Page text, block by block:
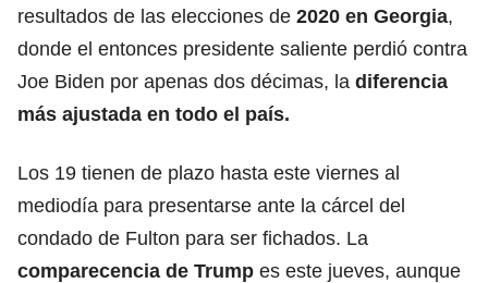
resultados de las elecciones de 2020 en Georgia,
donde el entonces presidente saliente perdió contra
Joe Biden por apenas dos décimas, la diferencia
más ajustada en todo el país.
Los 19 tienen de plazo hasta este viernes al
mediodía para presentarse ante la cárcel del
condado de Fulton para ser fichados. La
comparecencia de Trump es este jueves, aunque